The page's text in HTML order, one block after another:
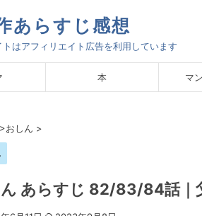
あらすじ感想
トはアフィリエイト広告を利用しています
本 マ
>おしん >
あらすじ 82/83/84話｜